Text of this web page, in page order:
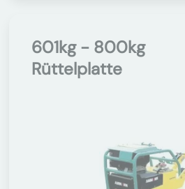
601kg - 800kg
Rüttelplatte